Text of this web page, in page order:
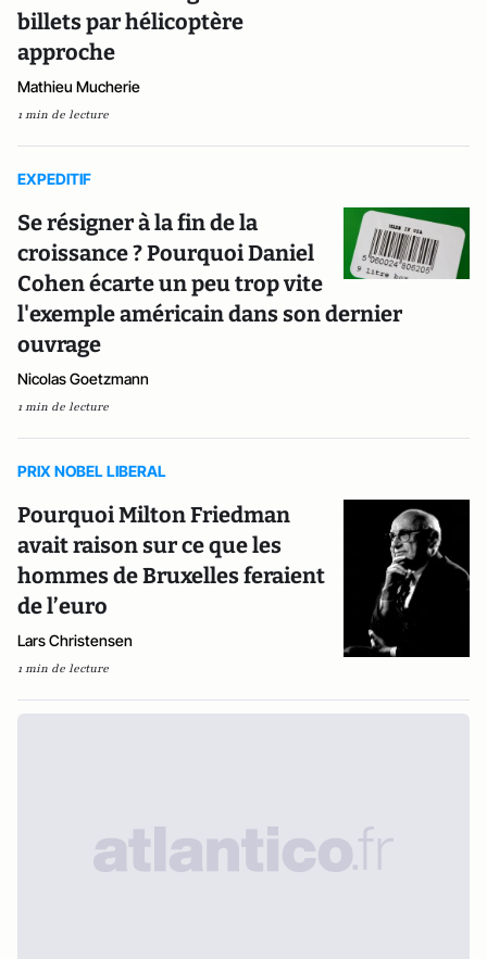
billets par hélicoptère
approche
Mathieu Mucherie
1 min de lecture
EXPEDITIF
Se résigner à la fin de la
croissance ? Pourquoi Daniel
Cohen écarte un peu trop vite
l'exemple américain dans son dernier
ouvrage
Nicolas Goetzmann
1 min de lecture
PRIX NOBEL LIBERAL
Pourquoi Milton Friedman
avait raison sur ce que les
hommes de Bruxelles feraient
de l’euro
Lars Christensen
1 min de lecture